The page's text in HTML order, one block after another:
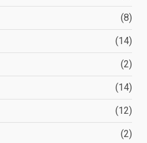
(8)
(14)
(2)
(14)
(12)
(2)